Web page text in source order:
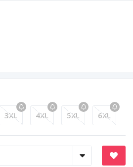
3XL 4XL 5XL 6XL